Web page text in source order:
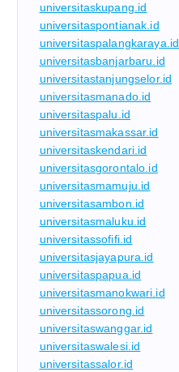
universitaskupang.id
universitaspontianak.id
universitaspalangkaraya.id
universitasbanjarbaru.id
universitastanjungselor.id
universitasmanado.id
universitaspalu.id
universitasmakassar.id
universitaskendari.id
universitasgorontalo.id
universitasmamuju.id
universitasambon.id
universitasmaluku.id
universitassofifi.id
universitasjayapura.id
universitaspapua.id
universitasmanokwari.id
universitassorong.id
universitaswanggar.id
universitaswalesi.id
universitassalor.id